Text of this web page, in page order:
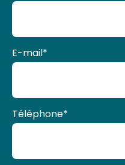
E-mail*
Téléphone*